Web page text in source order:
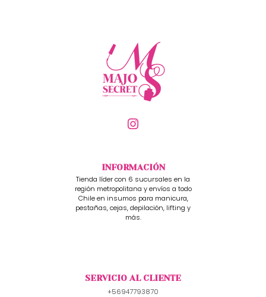
INFORMACIÓN
Tienda líder con 6 sucursales en la
región metropolitana y envíos a todo
Chile en insumos para manicura,
pestañas, cejas, depilación, lifting y
más.
SERVICIO AL CLIENTE
+56947793870